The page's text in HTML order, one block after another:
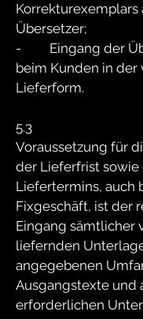
Korrekturexemplars
Übersetzer;
- Eingang der
beim Kunden in der
Lieferform.
5.3
Voraussetzung für
der Lieferfrist sowie
Liefertermins, auch
Fixgeschäft, ist der
Eingang sämtlicher
liefernden
angegebenen
Ausgangstexte und
erforderlichen